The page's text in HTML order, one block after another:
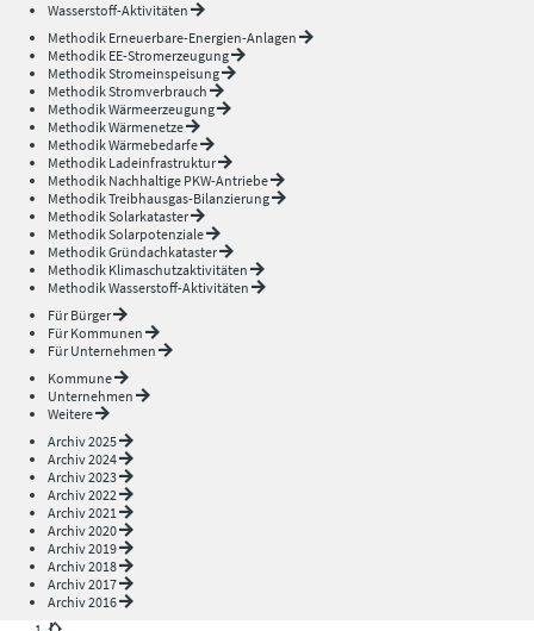
Wasserstoff-Aktivitäten
Methodik Erneuerbare-Energien-Anlagen
Methodik EE-Stromerzeugung
Methodik Stromeinspeisung
Methodik Stromverbrauch
Methodik Wärmeerzeugung
Methodik Wärmenetze
Methodik Wärmebedarfe
Methodik Ladeinfrastruktur
Methodik Nachhaltige PKW-Antriebe
Methodik Treibhausgas-Bilanzierung
Methodik Solarkataster
Methodik Solarpotenziale
Methodik Gründachkataster
Methodik Klimaschutzaktivitäten
Methodik Wasserstoff-Aktivitäten
Für Bürger
Für Kommunen
Für Unternehmen
Kommune
Unternehmen
Weitere
Archiv 2025
Archiv 2024
Archiv 2023
Archiv 2022
Archiv 2021
Archiv 2020
Archiv 2019
Archiv 2018
Archiv 2017
Archiv 2016